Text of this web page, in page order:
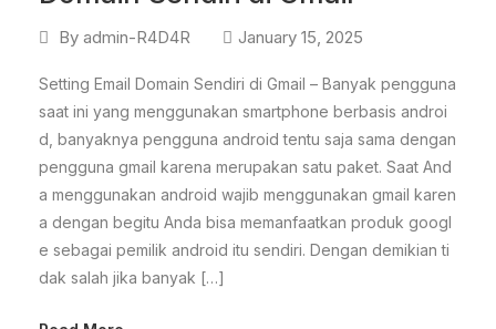
By admin-R4D4R January 15, 2025
Setting Email Domain Sendiri di Gmail – Banyak pengguna
saat ini yang menggunakan smartphone berbasis androi
d, banyaknya pengguna android tentu saja sama dengan
pengguna gmail karena merupakan satu paket. Saat And
a menggunakan android wajib menggunakan gmail karen
a dengan begitu Anda bisa memanfaatkan produk googl
e sebagai pemilik android itu sendiri. Dengan demikian ti
dak salah jika banyak […]